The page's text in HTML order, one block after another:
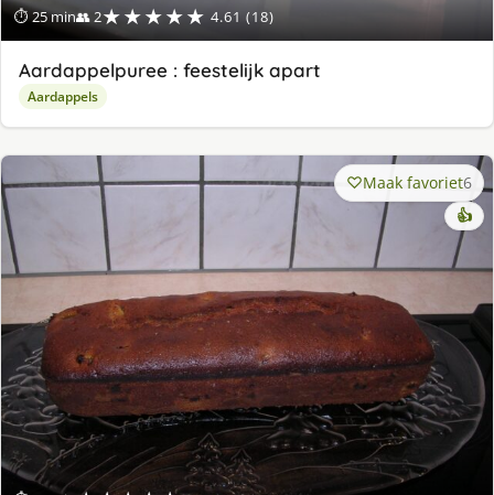
⏱ 25 min👥 2★★★★★ 4.61 (18)
Aardappelpuree : feestelijk apart
Aardappels
Maak favoriet6
👍